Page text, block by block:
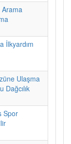
İlkyardım
Ulaşma
Dağcılık
Spor